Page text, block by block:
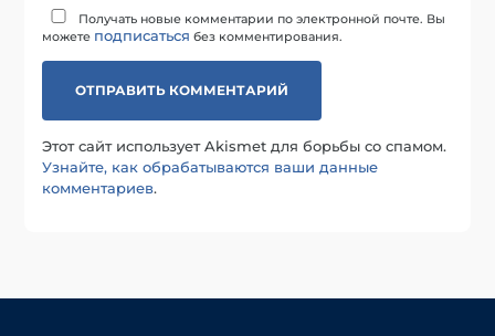
Получать новые комментарии по электронной почте. Вы
можете подписаться без комментирования.
Этот сайт использует Akismet для борьбы со спамом.
Узнайте, как обрабатываются ваши данные
комментариев.